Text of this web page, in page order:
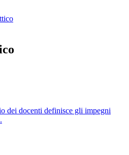
dei docenti definisce gli impegni